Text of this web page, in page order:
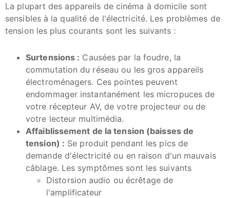
La plupart des appareils de cinéma à domicile sont
sensibles à la qualité de l'électricité. Les problèmes de
tension les plus courants sont les suivants :
Surtensions : Causées par la foudre, la
commutation du réseau ou les gros appareils
électroménagers. Ces pointes peuvent
endommager instantanément les micropuces de
votre récepteur AV, de votre projecteur ou de
votre lecteur multimédia.
Affaiblissement de la tension (baisses de
tension) : Se produit pendant les pics de
demande d'électricité ou en raison d'un mauvais
câblage. Les symptômes sont les suivants
Distorsion audio ou écrêtage de
l'amplificateur